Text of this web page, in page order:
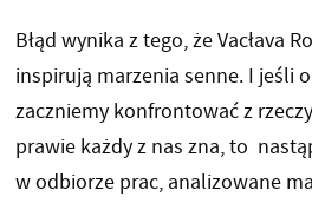
Błąd wynika z tego, że Vacłava
inspirują marzenia senne. I jeśli
zaczniemy konfrontować z
prawie każdy z nas zna, to
w odbiorze prac, analizowane